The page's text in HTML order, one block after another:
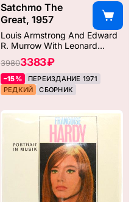
Satchmo The
Great, 1957
Louis Armstrong And Edward
R. Murrow With Leonard
Bernstein
39803383 ₽
–15%
ПЕРЕИЗДАНИЕ 1971
РЕДКИЙ
СБОРНИК